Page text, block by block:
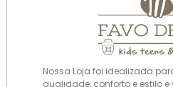
Nossa Loja foi idealizada
qualidade, conforto e estilo